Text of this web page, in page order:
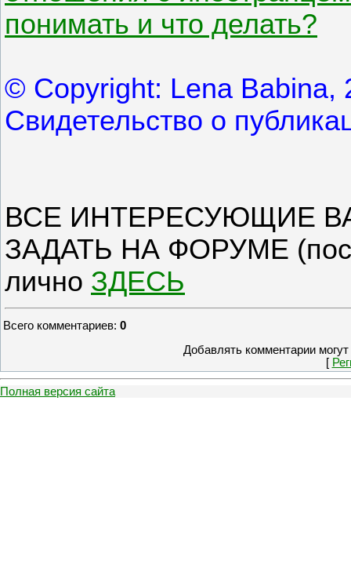
понимать и что делать?
© Copyright: Lena Babina,
Свидетельство о
ВСЕ ИНТЕРЕСУЮЩИЕ
ЗАДАТЬ НА ФОРУМЕ
лично ЗДЕСЬ
Всего комментариев: 0
Добавлять комментарии
[
Полная версия сайта